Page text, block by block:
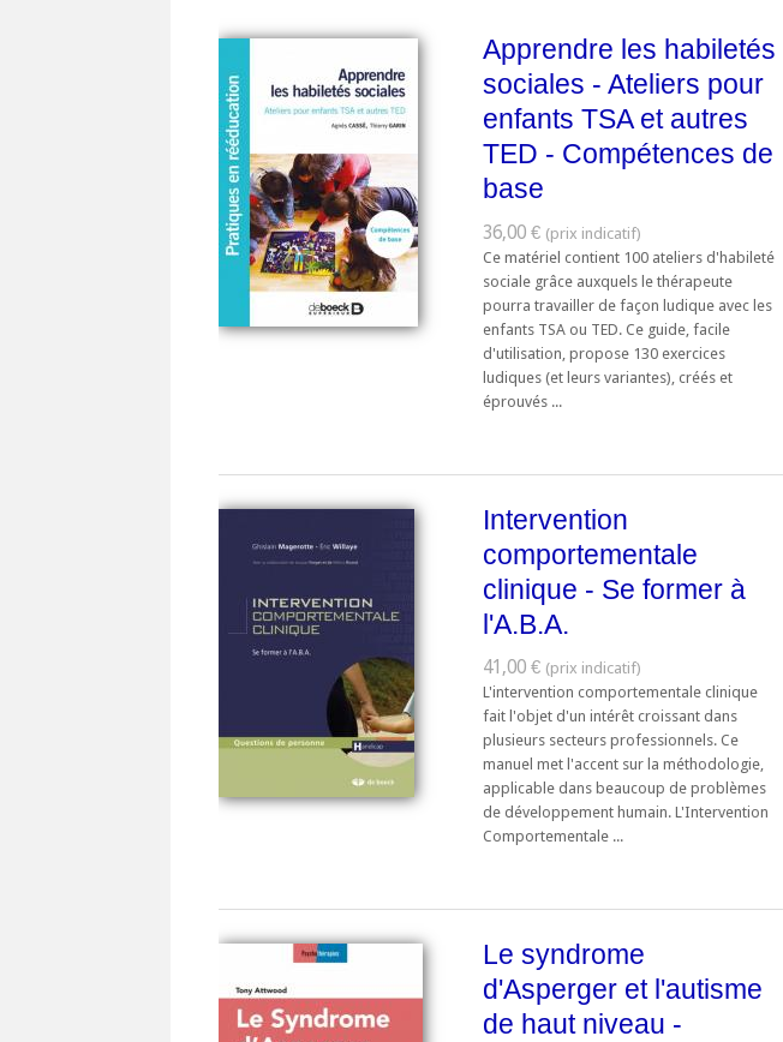
Apprendre les habiletés
sociales - Ateliers pour
enfants TSA et autres
TED - Compétences de
base
36,00 €
Ce matériel contient 100 ateliers d'habileté
sociale grâce auxquels le thérapeute
pourra travailler de façon ludique avec les
enfants TSA ou TED. Ce guide, facile
d'utilisation, propose 130 exercices
ludiques (et leurs variantes), créés et
éprouvés ...
Intervention
comportementale
clinique - Se former à
l'A.B.A.
41,00 €
L'intervention comportementale clinique
fait l'objet d'un intérêt croissant dans
plusieurs secteurs professionnels. Ce
manuel met l'accent sur la méthodologie,
applicable dans beaucoup de problèmes
de développement humain. L'Intervention
Comportementale ...
Le syndrome
d'Asperger et l'autisme
de haut niveau -